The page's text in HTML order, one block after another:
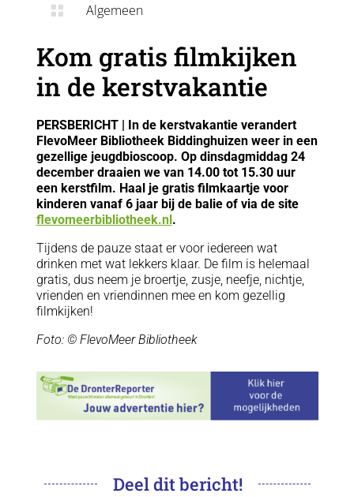
 Algemeen
Kom gratis filmkijken
in de kerstvakantie
PERSBERICHT | In de kerstvakantie verandert
FlevoMeer Bibliotheek Biddinghuizen weer in een
gezellige jeugdbioscoop. Op dinsdagmiddag 24
december draaien we van 14.00 tot 15.30 uur
een kerstfilm. Haal je gratis filmkaartje voor
kinderen vanaf 6 jaar bij de balie of via de site
flevomeerbibliotheek.nl.
Tijdens de pauze staat er voor iedereen wat
drinken met wat lekkers klaar. De film is helemaal
gratis, dus neem je broertje, zusje, neefje, nichtje,
vrienden en vriendinnen mee en kom gezellig
filmkijken!
Foto: © FlevoMeer Bibliotheek
Deel dit bericht!